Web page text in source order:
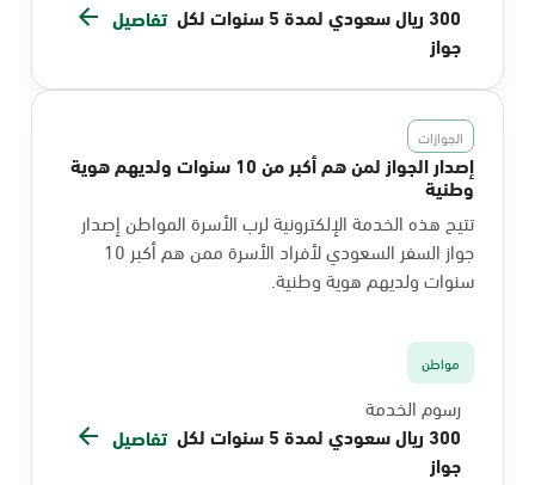
300 ريال سعودي لمدة 5 سنوات لكل
جواز
تفاصيل
الجوازات
إصدار الجواز لمن هم أكبر من 10 سنوات ولديهم هوية
وطنية
تتيح هذه الخدمة الإلكترونية لرب الأسرة المواطن إصدار
جواز السفر السعودي لأفراد الأسرة ممن هم أكبر 10
سنوات ولديهم هوية وطنية.
مواطن
رسوم الخدمة
300 ريال سعودي لمدة 5 سنوات لكل
جواز
تفاصيل